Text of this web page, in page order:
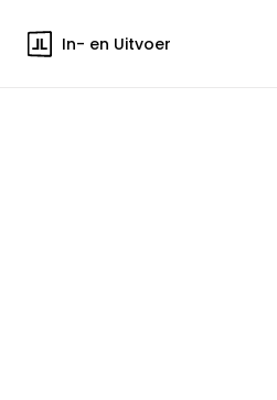
In- en Uitvoer